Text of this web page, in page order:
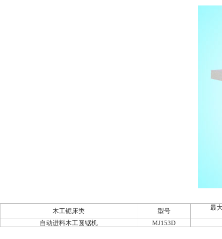
木工锯床类 型号 最
自动进料木工圆锯机 MJ153D